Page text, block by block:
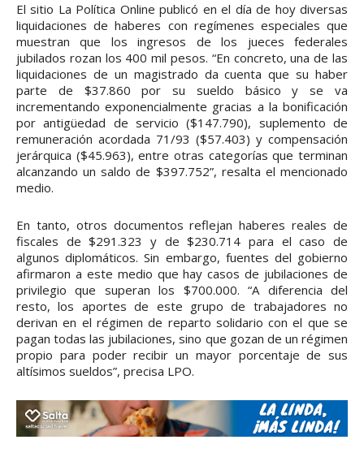
El sitio La Política Online publicó en el día de hoy diversas
liquidaciones de haberes con regímenes especiales que
muestran que los ingresos de los jueces federales
jubilados rozan los 400 mil pesos. “En concreto, una de las
liquidaciones de un magistrado da cuenta que su haber
parte de $37.860 por su sueldo básico y se va
incrementando exponencialmente gracias a la bonificación
por antigüedad de servicio ($147.790), suplemento de
remuneración acordada 71/93 ($57.403) y compensación
jerárquica ($45.963), entre otras categorías que terminan
alcanzando un saldo de $397.752”, resalta el mencionado
medio.
En tanto, otros documentos reflejan haberes reales de
fiscales de $291.323 y de $230.714 para el caso de
algunos diplomáticos. Sin embargo, fuentes del gobierno
afirmaron a este medio que hay casos de jubilaciones de
privilegio que superan los $700.000. “A diferencia del
resto, los aportes de este grupo de trabajadores no
derivan en el régimen de reparto solidario con el que se
pagan todas las jubilaciones, sino que gozan de un régimen
propio para poder recibir un mayor porcentaje de sus
altísimos sueldos”, precisa LPO.